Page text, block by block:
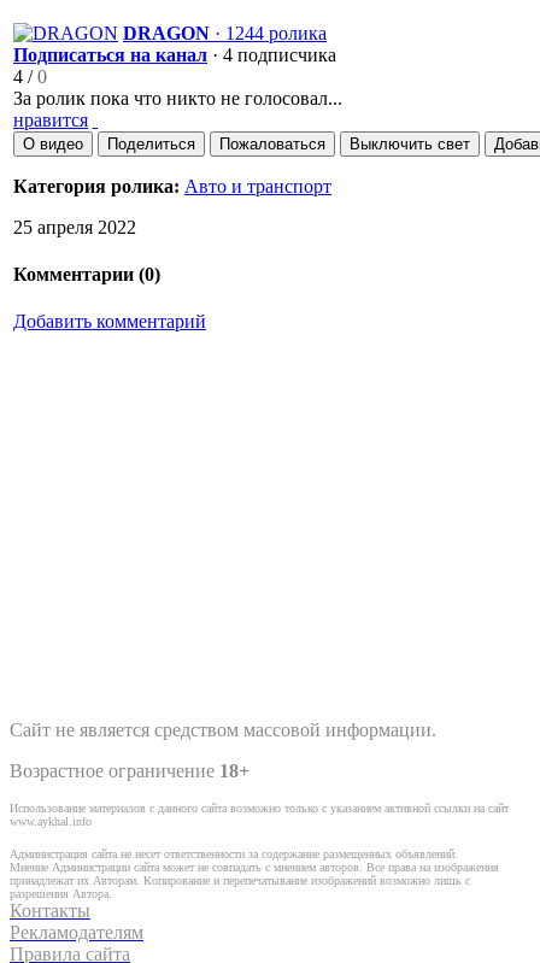
DRAGON · 1244 ролика
Подписаться на канал · 4 подписчика
4 /0
За ролик пока что никто не голосовал...
нравится
О видео Поделиться Пожаловаться Выключить свет
Категория ролика: Авто и транспорт
25 апреля 2022
Комментарии (0)
Добавить комментарий
Сайт не является средством массовой информации.
Возрастное ограничение 18+
Использование материалов с данного сайта возможно только с указанием активной ссылки на сайт
www.aykhal.info
Администрация сайта не несет ответственности за содержание размещенных объявлений.
Мнение Администрации сайта может не совпадать с мнением авторов. Все права на изображения
принадлежат их Авторам. Копирование и перепечатывание изображений возможно лишь с
разрешения Автора.
Контакты
Рекламодателям
Правила сайта